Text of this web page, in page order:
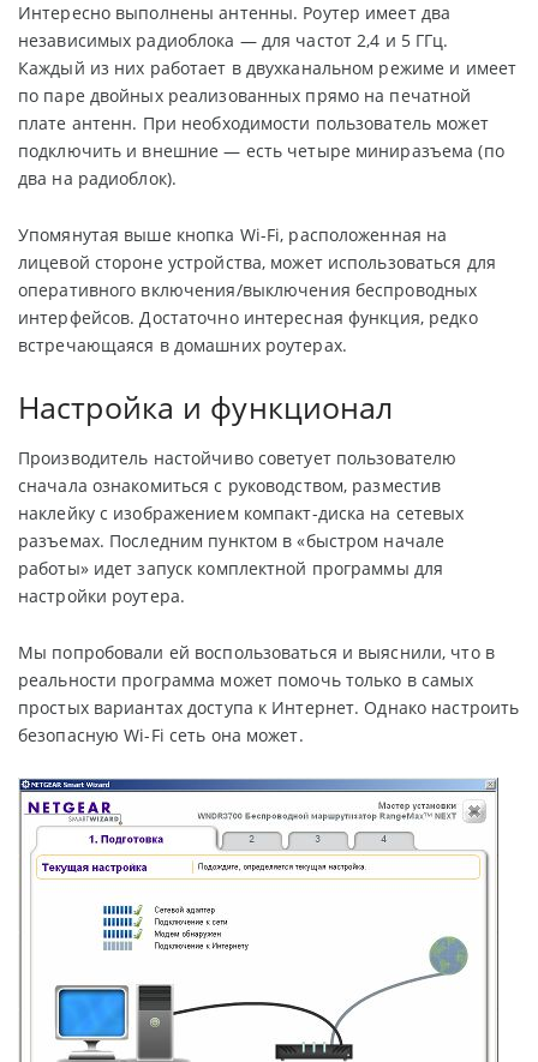
Интересно выполнены антенны. Роутер имеет два
независимых радиоблока — для частот 2,4 и 5 ГГц.
Каждый из них работает в двухканальном режиме и имеет
по паре двойных реализованных прямо на печатной
плате антенн. При необходимости пользователь может
подключить и внешние — есть четыре миниразъема (по
два на радиоблок).
Упомянутая выше кнопка Wi-Fi, расположенная на
лицевой стороне устройства, может использоваться для
оперативного включения/выключения беспроводных
интерфейсов. Достаточно интересная функция, редко
встречающаяся в домашних роутерах.
Настройка и функционал
Производитель настойчиво советует пользователю
сначала ознакомиться с руководством, разместив
наклейку с изображением компакт-диска на сетевых
разъемах. Последним пунктом в «быстром начале
работы» идет запуск комплектной программы для
настройки роутера.
Мы попробовали ей воспользоваться и выяснили, что в
реальности программа может помочь только в самых
простых вариантах доступа к Интернет. Однако настроить
безопасную Wi-Fi сеть она может.